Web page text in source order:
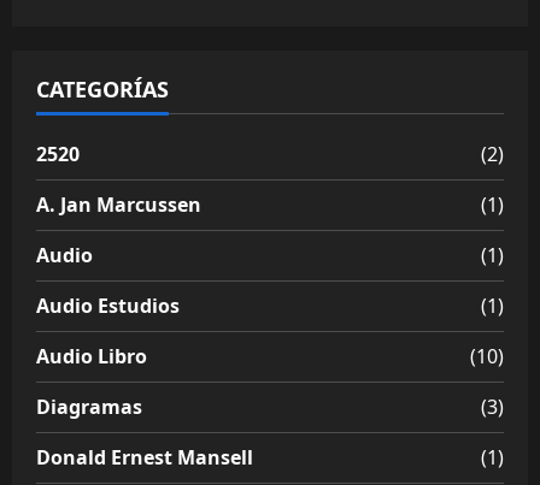
CATEGORÍAS
2520
(2)
A. Jan Marcussen
(1)
Audio
(1)
Audio Estudios
(1)
Audio Libro
(10)
Diagramas
(3)
Donald Ernest Mansell
(1)